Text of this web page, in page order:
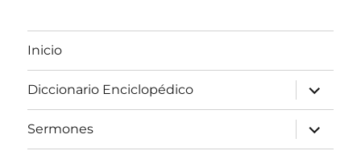
Inicio
Diccionario Enciclopédico
expandir
el
menú
inferior
Sermones
expandir
el
menú